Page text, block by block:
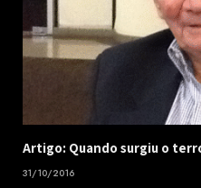
Artigo: Quando surgiu o
31/10/2016